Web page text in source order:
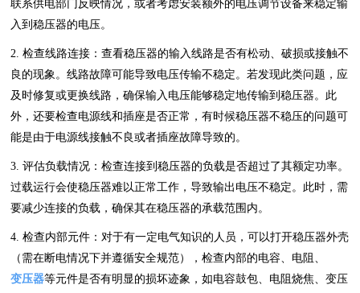
联系供电部门反映情况，或者考虑安装额外的电压调节设备来稳定输
入到稳压器的电压。
2. 检查线路连接：查看稳压器的输入线路是否有松动、破损或接触不
良的现象。线路故障可能导致电压传输不稳定。若发现此类问题，应
及时修复或更换线路，确保输入电压能够稳定地传输到稳压器。此
外，还要检查电源线和插座是否正常，有时候稳压器不稳压的问题可
能是由于电源线接触不良或者插座故障导致的。
3. 评估负载情况：检查连接到稳压器的负载是否超过了其额定功率。
过载运行会使稳压器难以正常工作，导致输出电压不稳定。此时，需
要减少连接的负载，确保其在稳压器的承载范围内。
4. 检查内部元件：对于有一定电气知识的人员，可以打开稳压器外壳
（需在断电情况下并遵循安全规范），检查内部的电容、电阻、
变压器等元件是否有明显的损坏迹象，如电容鼓包、电阻烧焦、变压